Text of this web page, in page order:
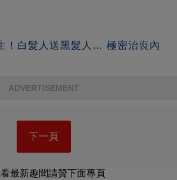
！白髮人送黑髮人… 極密治喪內
ADVERTISEMENT
下一頁
最新趣聞請贊下面專頁